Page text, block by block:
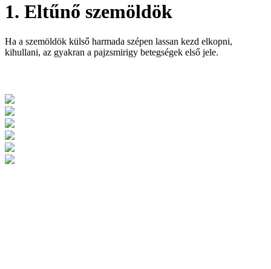
1. Eltűnő szemöldök
Ha a szemöldök külső harmada szépen lassan kezd elkopni,
kihullani, az gyakran a pajzsmirigy betegségek első jele.